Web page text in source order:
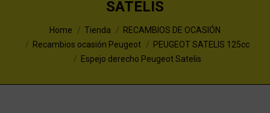
SATELIS
You are here:Home Tienda
RECAMBIOS DE OCASIÓN
Recambios ocasión Peugeot
PEUGEOT SATELIS 125cc
Espejo derecho Peugeot Satelis